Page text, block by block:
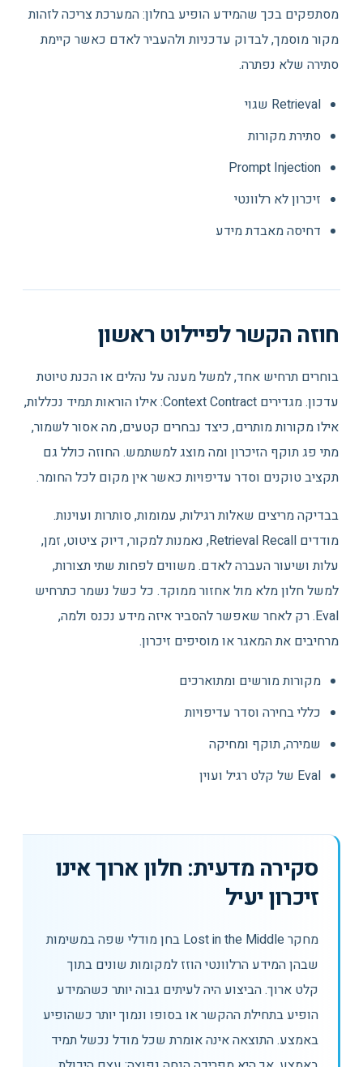
מסתפקים בכך שהמידע הופיע בחלון: המערכת צריכה לזהות
מקור מוסמך, לבדוק עדכניות ולהעביר לאדם כאשר קיימת
סתירה שלא נפתרה.
Retrieval שגוי
סתירת מקורות
Prompt Injection
זיכרון לא רלוונטי
דחיסה מאבדת מידע
חוזה הקשר לפיילוט ראשון
בוחרים תרחיש אחד, למשל מענה על נהלים או הכנת טיוטת
עדכון. מגדירים Context Contract: אילו הוראות תמיד נכללות,
אילו מקורות מותרים, כיצד נבחרים קטעים, מה אסור לשמור,
מתי פג תוקף הזיכרון ומה מוצג למשתמש. החוזה כולל גם
תקציב טוקנים וסדר עדיפויות כאשר אין מקום לכל החומר.
בבדיקה מריצים שאלות רגילות, עמומות, סותרות ועוינות.
מודדים Retrieval Recall, נאמנות למקור, דיוק ציטוט, זמן,
עלות ושיעור העברה לאדם. משווים לפחות שתי תצורות,
למשל חלון מלא מול אחזור ממוקד. כל כשל נשמר כתרחיש
Eval. רק לאחר שאפשר להסביר איזה מידע נכנס ולמה,
מרחיבים את המאגר או מוסיפים זיכרון.
מקורות מורשים ומתוארכים
כללי בחירה וסדר עדיפויות
שמירה, תוקף ומחיקה
Eval של קלט רגיל ועוין
סקירה מדעית: חלון ארוך אינו
זיכרון יעיל
מחקר Lost in the Middle בחן מודלי שפה במשימות
שבהן המידע הרלוונטי הוזז למקומות שונים בתוך
קלט ארוך. הביצוע היה לעיתים גבוה יותר כשהמידע
הופיע בתחילת ההקשר או בסופו ונמוך יותר כשהופיע
באמצע. התוצאה אינה אומרת שכל מודל נכשל תמיד